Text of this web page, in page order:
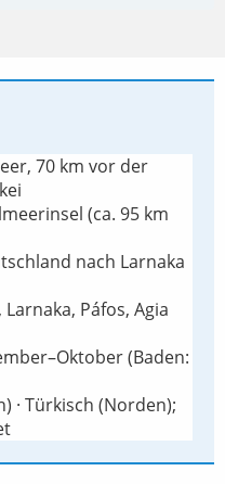
70 km vor der
(ca. 95 km
nach Larnaka
Páfos, Agia
(Baden:
· Türkisch (Norden);